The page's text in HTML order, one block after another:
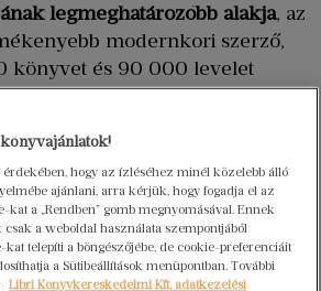
legmeghatározóbb alakja, az
modernkori szerző,
könyvet és 90 000 levelet
A bostoni egyetem
prózai műfajban alkotott.
művei azAlapítvány-trilógia
Galaktikus Birodalom-sorozat
írt tudománynépszerűsítő és
érdekében, hogy az ízléséhez minél közelebb álló
ajánlani, arra kérjük, hogy fogadja el az
kat a „Rendben” gomb megnyomásával. Ennek
a weboldal használata szempontjából
kat telepíti a böngészőjébe, de cookie-preferenciáit
a Sütibeállítások menüpontban. További
Libri Könyvkereskedelmi Kft. adatkezelési